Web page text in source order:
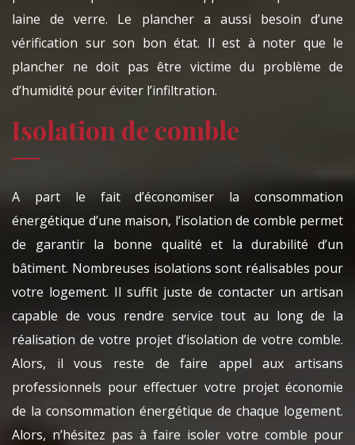
laine de verre. Le plancher a aussi besoin d’une
vérification sur son bon état. Il est à noter que le
plancher ne doit pas être victime du problème de
d’humidité pour éviter l’infiltration.
Isolation de comble
A part le fait d’économiser la consommation
énergétique d’une maison, l’isolation de comble permet
de garantir la bonne qualité et la durabilité d’un
bâtiment. Nombreuses isolations sont réalisables pour
votre logement. Il suffit juste de contacter un artisan
capable de vous rendre service tout au long de la
réalisation de votre projet d’isolation de votre comble.
Alors, il vous reste de faire appel aux artisans
professionnels pour effectuer votre projet économie
de la consommation énergétique de chaque logement.
Alors, n’hésitez pas à faire isoler votre comble pour